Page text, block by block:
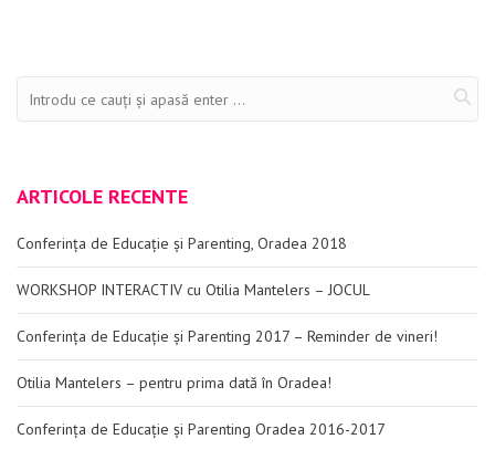
ARTICOLE RECENTE
Conferința de Educație și Parenting, Oradea 2018
WORKSHOP INTERACTIV cu Otilia Mantelers – JOCUL
Conferința de Educație și Parenting 2017 – Reminder de vineri!
Otilia Mantelers – pentru prima dată în Oradea!
Conferința de Educație și Parenting Oradea 2016-2017